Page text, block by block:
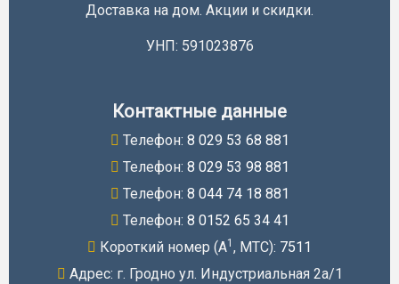
Доставка на дом. Акции и скидки.
УНП: 591023876
Контактные данные
Телефон: 8 029 53 68 881
Телефон: 8 029 53 98 881
Телефон: 8 044 74 18 881
Телефон: 8 0152 65 34 41
Короткий номер (A1 , МТС): 7511
Адрес: г. Гродно ул. Индустриальная 2а/1